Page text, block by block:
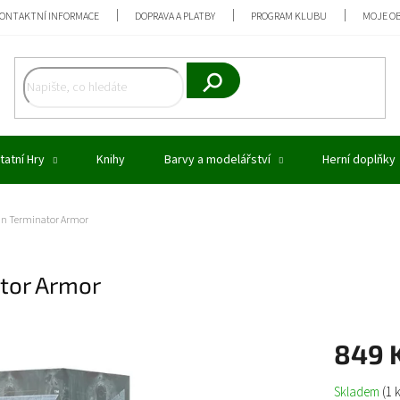
INFORMACE DOPRAVA A PLATBY PROGRAM KLUBU MOJE
Hledat
Hry Knihy Barvy a modelářství Herní doplňky
Terminator Armor
Armor
849
Měrná
Skladem (1